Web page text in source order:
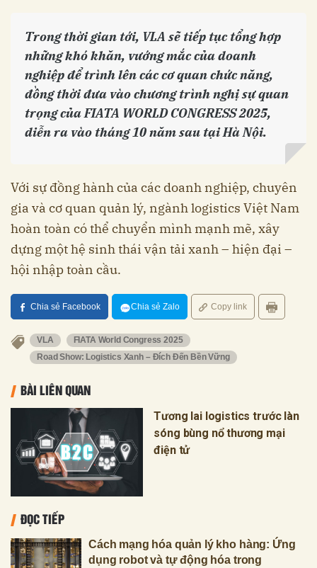
Trong thời gian tới, VLA sẽ tiếp tục tổng hợp
những khó khăn, vướng mắc của doanh
nghiệp để trình lên các cơ quan chức năng,
đồng thời đưa vào chương trình nghị sự quan
trọng của FIATA WORLD CONGRESS 2025,
diễn ra vào tháng 10 năm sau tại Hà Nội.
Với sự đồng hành của các doanh nghiệp, chuyên
gia và cơ quan quản lý, ngành logistics Việt Nam
hoàn toàn có thể chuyển mình mạnh mẽ, xây
dựng một hệ sinh thái vận tải xanh – hiện đại –
hội nhập toàn cầu.
Chia sẻ Facebook Chia sẻ Zalo Copy link
VLA
FIATA World Congress 2025
Road Show: Logistics Xanh – Đích Đến Bền Vững
BÀI LIÊN QUAN
Tương lai logistics trước làn
sóng bùng nổ thương mại
điện tử
ĐỌC TIẾP
Cách mạng hóa quản lý kho hàng: Ứng
dụng robot và tự động hóa trong